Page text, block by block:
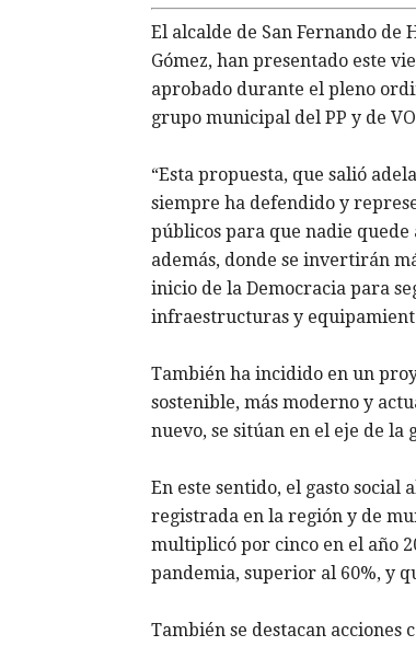
El alcalde de San Fernando de
Gómez, han presentado este
aprobado durante el pleno
grupo municipal del PP y de
“Esta propuesta, que salió
siempre ha defendido y
públicos para que nadie
además, donde se invertirán
inicio de la Democracia para
infraestructuras y
También ha incidido en un
sostenible, más moderno y
nuevo, se sitúan en el eje de la
En este sentido, el gasto social
registrada en la región y de
multiplicó por cinco en el año
pandemia, superior al 60%, y
También se destacan